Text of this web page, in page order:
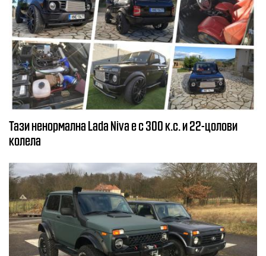
Тази ненормална Lada Niva е с 300 к.с. и 22-цолови
колела